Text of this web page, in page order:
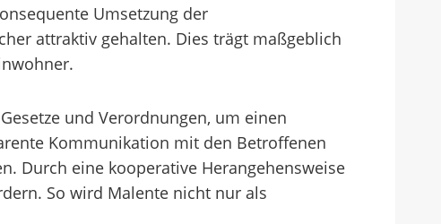
Umsetzung der
attraktiv gehalten. Dies trägt maßgeblich
und Verordnungen, um einen
Kommunikation mit den Betroffenen
Durch eine kooperative Herangehensweise
So wird Malente nicht nur als